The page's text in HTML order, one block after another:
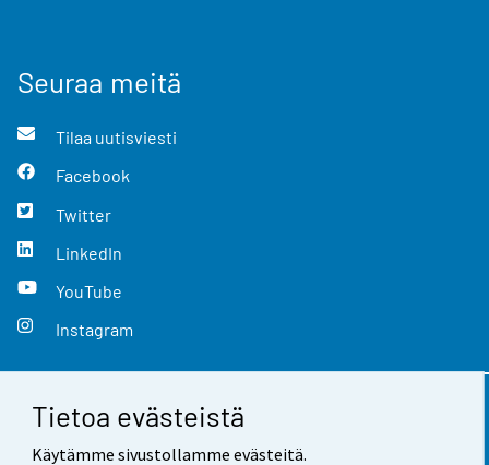
Tietoa evästeistä
Käytämme sivustollamme evästeitä.
Seuraa meitä
Tilaa uutisviesti
Facebook
Twitter
LinkedIn
YouTube
Instagram
Yhteystiedot